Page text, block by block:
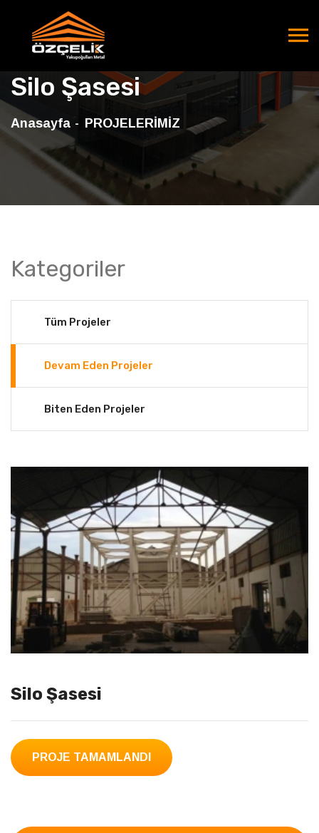
Silo Şasesi
Anasayfa PROJELERİMİZ
Kategoriler
Tüm Projeler
Devam Eden Projeler
Biten Eden Projeler
Silo Şasesi
PROJE TAMAMLANDI